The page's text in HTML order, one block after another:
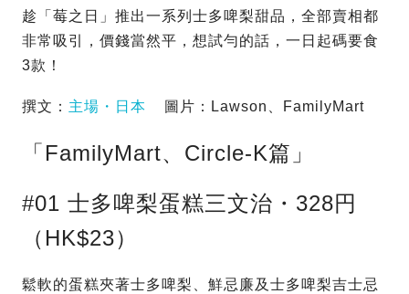
趁「莓之日」推出一系列士多啤梨甜品，全部賣相都
非常吸引，價錢當然平，想試勻的話，一日起碼要食
3款！
撰文： 主場・日本 圖片：Lawson、FamilyMart
「FamilyMart、Circle-K篇」
#01 士多啤梨蛋糕三文治・328円
（HK$23）
鬆軟的蛋糕夾著士多啤梨、鮮忌廉及士多啤梨吉士忌